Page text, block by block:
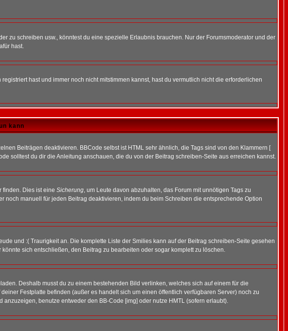
zu schreiben usw., könntest du eine spezielle Erlaubnis brauchen. Nur der Forumsmoderator und der
hast.
hast und immer noch nicht mitstimmen kannst, hast du vermutlich nicht die erforderlichen
kann
Beiträgen deaktivieren. BBCode selbst ist HTML sehr ähnlich, die Tags sind von den Klammern [
solltest du dir die Anleitung anschauen, die du von der Beitrag schreiben-Seite aus erreichen kannst.
finden. Dies ist eine Sicherung, um Leute davon abzuhalten, das Forum mit unnötigen Tags zu
manuell für jeden Beitrag deaktivieren, indem du beim Schreiben die entsprechende Option
und :( Traurigkeit an. Die komplette Liste der Smilies kann auf der Beitrag schreiben-Seite gesehen
sich entschließen, den Beitrag zu bearbeiten oder sogar komplett zu löschen.
Deshalb musst du zu einem bestehenden Bild verlinken, welches sich auf einem für die
Festplatte befinden (außer es handelt sich um einen öffentlich verfügbaren Server) noch zu
benutze entweder den BB-Code [img] oder nutze HMTL (sofern erlaubt).